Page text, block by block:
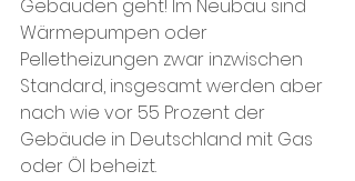
Gebäuden geht! Im Neubau sind
Wärmepumpen oder
Pelletheizungen zwar inzwischen
Standard, insgesamt werden aber
nach wie vor 55 Prozent der
Gebäude in Deutschland mit Gas
oder Öl beheizt.